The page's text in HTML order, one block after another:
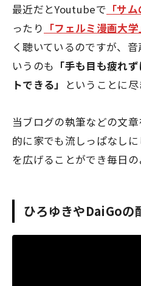
最近だとYoutubeで 「サ
ったり 「フェルミ漫画大学
く聴いているのですが、
いうのも 「手も目も疲れ
トできる」
ということに尽
当ブログの執筆などの文
的に家でも流しっぱなし
を広げることができ毎日の
ひろゆきやDaiGoの